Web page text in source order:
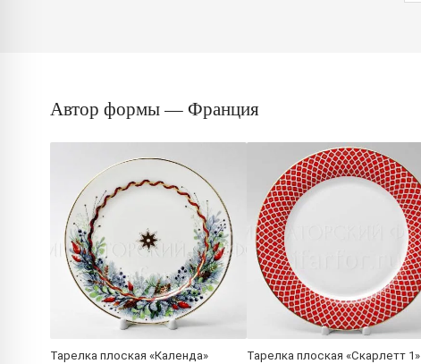
Автор формы — Франция
Тарелка плоская «Календа»
Тарелка плоская «Скарлетт 1»